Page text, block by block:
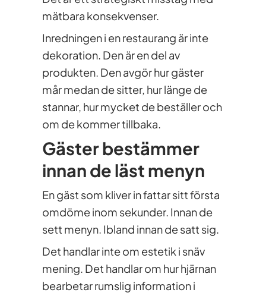
mätbara konsekvenser.
Inredningen i en restaurang är inte
dekoration. Den är en del av
produkten. Den avgör hur gäster
mår medan de sitter, hur länge de
stannar, hur mycket de beställer och
om de kommer tillbaka.
Gäster bestämmer
innan de läst menyn
En gäst som kliver in fattar sitt första
omdöme inom sekunder. Innan de
sett menyn. Ibland innan de satt sig.
Det handlar inte om estetik i snäv
mening. Det handlar om hur hjärnan
bearbetar rumslig information i